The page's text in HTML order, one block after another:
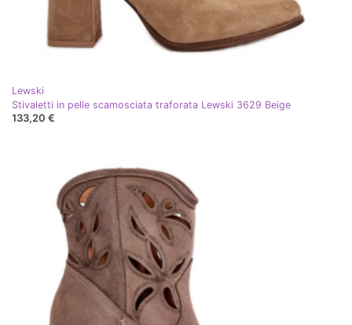
Lewski
Stivaletti in pelle scamosciata traforata Lewski 3629 Beige
133,20 €